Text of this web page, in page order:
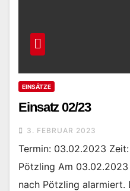
EINSÄTZE
Einsatz 02/23
3. FEBRUAR 2023
Termin: 03.02.2023
Pötzling Am
nach Pötzling alarmiert.